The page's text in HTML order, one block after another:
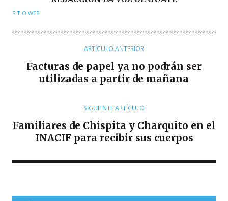
U
O
SITIO WEB
ARTÍCULO ANTERIOR
Facturas de papel ya no podrán ser
utilizadas a partir de mañana
SIGUIENTE ARTÍCULO
Familiares de Chispita y Charquito en el
INACIF para recibir sus cuerpos